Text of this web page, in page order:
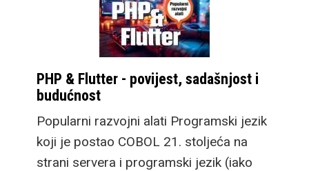
PHP & Flutter - povijest, sadašnjost i
budućnost
Popularni razvojni alati Programski jezik
koji je postao COBOL 21. stoljeća na
strani servera i programski jezik (iako